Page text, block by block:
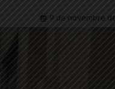
9 de novembre